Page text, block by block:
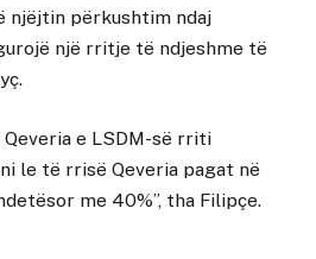
njëjtin përkushtim ndaj
një rritje të ndjeshme të
e LSDM-së rriti
le të rrisë Qeveria pagat në
me 40%”, tha Filipçe.